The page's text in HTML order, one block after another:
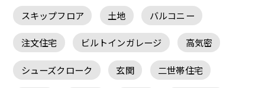
スキップフロア 土地 バルコニー
注文住宅 ビルトインガレージ 高気密
シューズクローク 玄関 二世帯住宅